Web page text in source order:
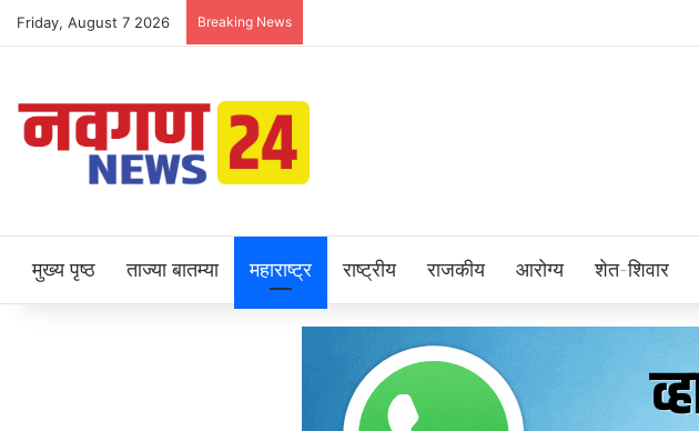
Friday, August 7 2026 Breaking News
मुख्य पृष्ठ ताज्या बातम्या महाराष्ट्र राष्ट्रीय राजकीय आरोग्य शेत-शिवार